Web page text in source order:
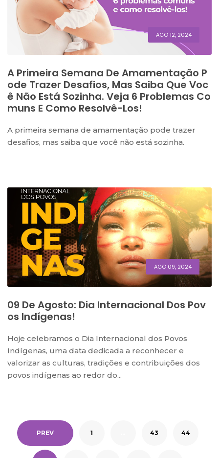
AGO 12, 2024
A Primeira Semana De Amamentação P
Ode Trazer Desafios, Mas Saiba Que Voc
Ê Não Está Sozinha. Veja 6 Problemas Co
Muns E Como Resolvê-Los!
A primeira semana de amamentação pode trazer
desafios, mas saiba que você não está sozinha.
AGO 09, 2024
09 De Agosto: Dia Internacional Dos Pov
Os Indígenas!
Hoje celebramos o Dia Internacional dos Povos
Indígenas, uma data dedicada a reconhecer e
valorizar as culturas, tradições e contribuições dos
povos indígenas ao redor do...
PREV 1 43 44